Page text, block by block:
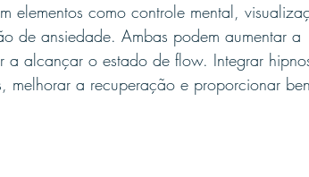
elementos como controle mental,
de ansiedade. Ambas podem aumentar a
alcançar o estado de flow. Integrar
melhorar a recuperação e proporcionar